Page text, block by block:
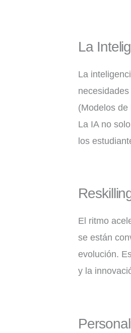
La
La
(Modelos
La IA no
los
El ritmo
se están
evolución.
y la